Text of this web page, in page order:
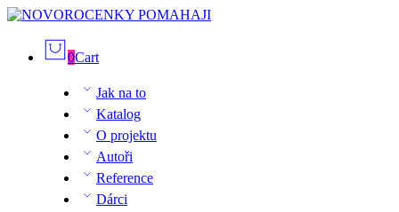
0Cart
Jak na to
Katalog
O projektu
Autoři
Reference
Dárci